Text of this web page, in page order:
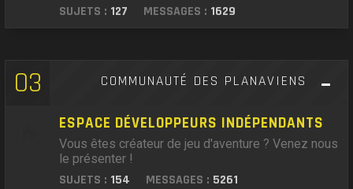
SUJETS : 127 MESSAGES : 1629
03 COMMUNAUTÉ DES PLANAVIENS
ESPACE DÉVELOPPEURS INDÉPENDANTS
Vous êtes créateur de jeu d'aventure ? Venez nous
le présenter !
SUJETS : 154 MESSAGES : 5261